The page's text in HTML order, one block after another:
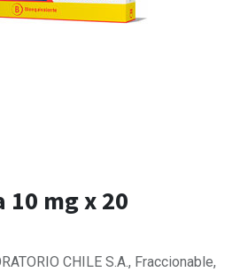
10 mg x 20
CHILE S.A., Fraccionable,